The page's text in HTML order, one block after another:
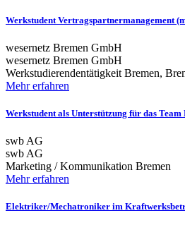
Werkstudent Vertragspartnermanagement
wesernetz Bremen GmbH
wesernetz Bremen GmbH
Werkstudierendentätigkeit Bremen,
Mehr erfahren
Werkstudent als Unterstützung für das Team
swb AG
swb AG
Marketing / Kommunikation Bremen
Mehr erfahren
Elektriker/Mechatroniker im